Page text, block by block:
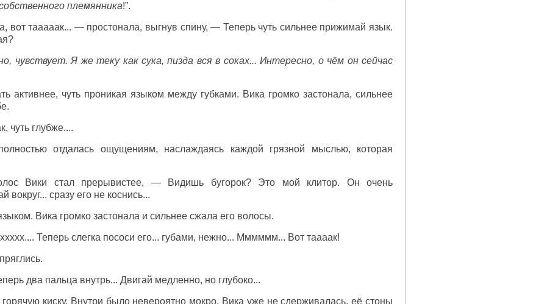
племянника!”.
тааааак... — простонала, выгнув спину, — Теперь чуть сильнее прижимай язык.
чувствует. Я же теку как сука, пизда вся в соках... Интересно, о чём он сейчас
активнее, чуть проникая языком между губками. Вика громко застонала, сильнее
чуть глубже....
отдалась ощущениям, наслаждаясь каждой грязной мыслью, которая
Вики стал прерывистее, — Видишь бугорок? Это мой клитор. Он очень
вокруг... сразу его не коснись...
Вика громко застонала и сильнее сжала его волосы.
Теперь слегка пососи его... губами, нежно... Мммммм... Вот таааак!
два пальца внутрь... Двигай медленно, но глубоко...
киску. Внутри было невероятно мокро. Вика уже не сдерживалась, её стоны